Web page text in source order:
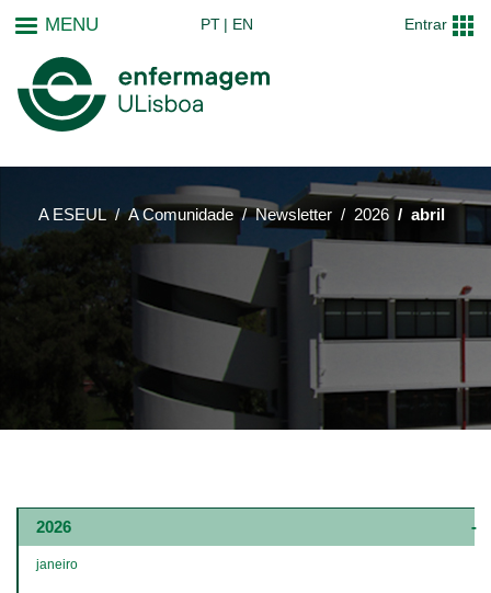
MENU PT EN Entrar
A ESEUL A Comunidade Newsletter 2026 abril
Main
navigation
2026
janeiro